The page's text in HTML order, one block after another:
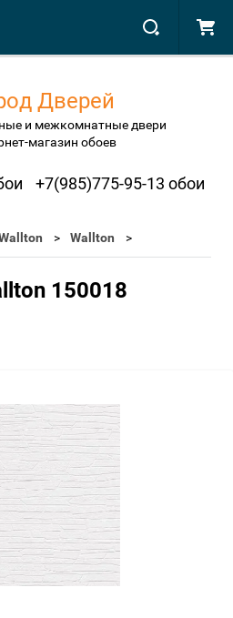
Дверей
и межкомнатные двери
магазин обоев
+7(985)775-95-13 обои
Wallton
150018